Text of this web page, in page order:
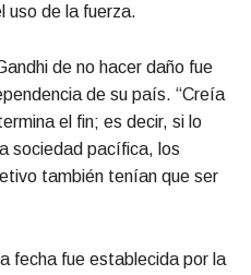
uso de la fuerza.
de no hacer daño fue
de su país. “Creía
el fin; es decir, si lo
sociedad pacífica, los
también tenían que ser
fecha fue establecida por la